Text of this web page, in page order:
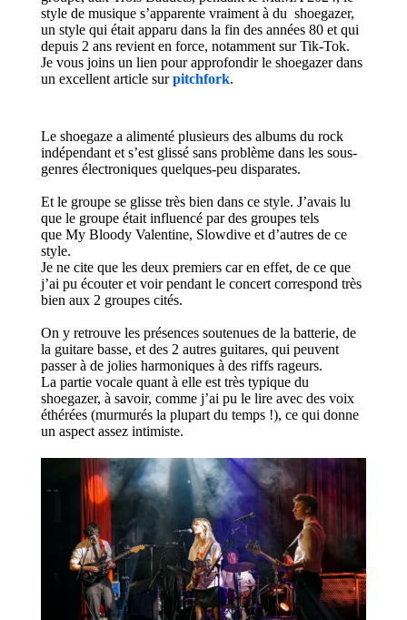
style de musique s’apparente vraiment à du shoegazer,
un style qui était apparu dans la fin des années 80 et qui
depuis 2 ans revient en force, notamment sur Tik-Tok.
Je vous joins un lien pour approfondir le shoegazer dans
un excellent article surpitchfork.
Le shoegaze a alimenté plusieurs des albums du rock
indépendantet s’est glissé sans problème dans les sous-
genres électroniques quelques-peu disparates.
Et le groupe se glisse très bien dans ce style. J’avais lu
que le groupe était influencé par des groupes tels
que My Bloody Valentine, Slowdive et d’autres de ce
style.
Je ne cite que les deux premiers car en effet, de ce que
j’ai pu écouter et voir pendant le concert correspond très
bien aux 2 groupes cités.
On y retrouve les présences soutenues de la batterie, de
la guitare basse, et des 2 autres guitares, qui peuvent
passer à de jolies harmoniques à des riffs rageurs.
La partie vocale quant à elle est très typique du
shoegazer, à savoir, comme j’ai pu le lire avec des voix
éthérées (murmurés la plupart du temps !), ce qui donne
un aspect assez intimiste.